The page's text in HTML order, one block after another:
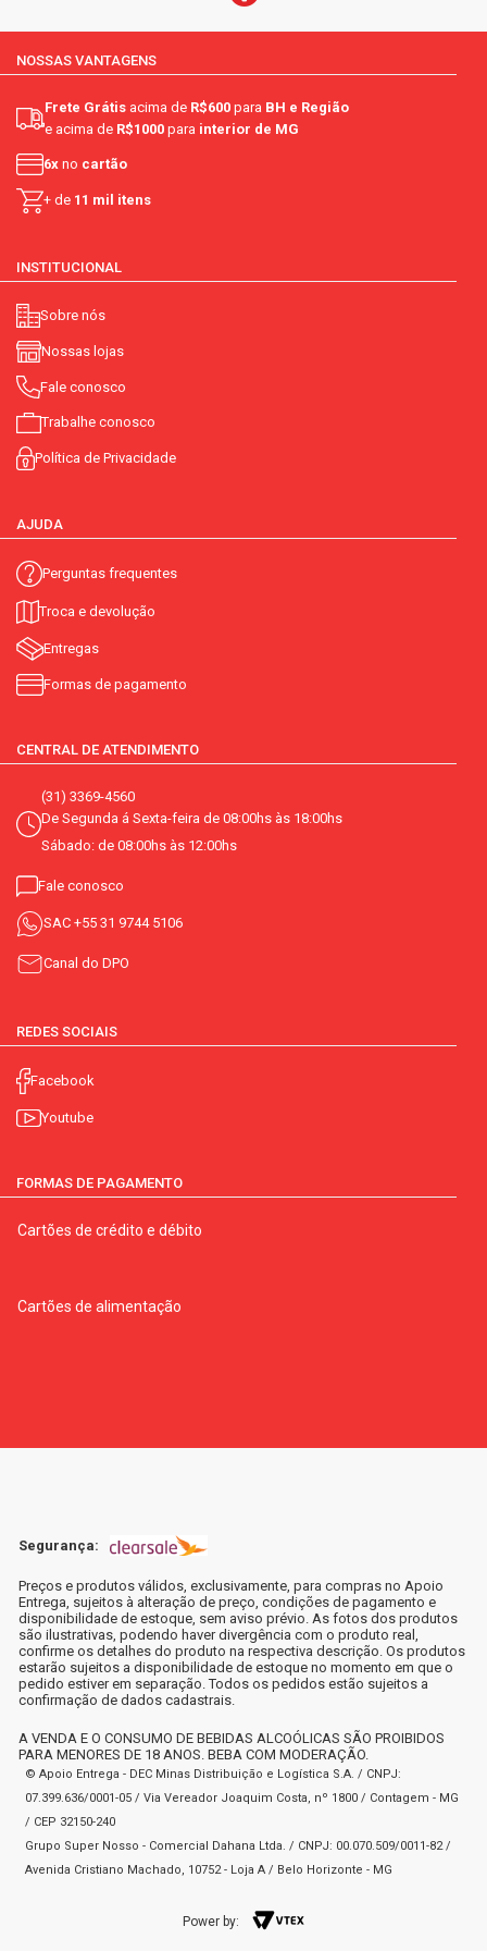
NOSSAS VANTAGENS
Frete Grátis acima de R$600 para BH e Região
e acima de R$1000 para interior de MG
6x no cartão
+ de 11 mil itens
INSTITUCIONAL
Sobre nós
Nossas lojas
Fale conosco
Trabalhe conosco
Política de Privacidade
AJUDA
Perguntas frequentes
Troca e devolução
Entregas
Formas de pagamento
CENTRAL DE ATENDIMENTO
(31) 3369-4560
De Segunda á Sexta-feira de 08:00hs às 18:00hs
Sábado: de 08:00hs às 12:00hs
Fale conosco
SAC +55 31 9744 5106
Canal do DPO
REDES SOCIAIS
Facebook
Youtube
FORMAS DE PAGAMENTO
Cartões de crédito e débito
Cartões de alimentação
Segurança:
Preços e produtos válidos, exclusivamente, para compras no Apoio
Entrega, sujeitos à alteração de preço, condições de pagamento e
disponibilidade de estoque, sem aviso prévio. As fotos dos produtos
são ilustrativas, podendo haver divergência com o produto real,
confirme os detalhes do produto na respectiva descrição. Os produtos
estarão sujeitos a disponibilidade de estoque no momento em que o
pedido estiver em separação. Todos os pedidos estão sujeitos a
confirmação de dados cadastrais.
A VENDA E O CONSUMO DE BEBIDAS ALCOÓLICAS SÃO PROIBIDOS
PARA MENORES DE 18 ANOS. BEBA COM MODERAÇÃO.
© Apoio Entrega - DEC Minas Distribuição e Logística S.A. / CNPJ:
07.399.636/0001-05 / Via Vereador Joaquim Costa, nº 1800 / Contagem - MG
/ CEP 32150-240
Grupo Super Nosso - Comercial Dahana Ltda. / CNPJ: 00.070.509/0011-82 /
Avenida Cristiano Machado, 10752 - Loja A / Belo Horizonte - MG
Power by: